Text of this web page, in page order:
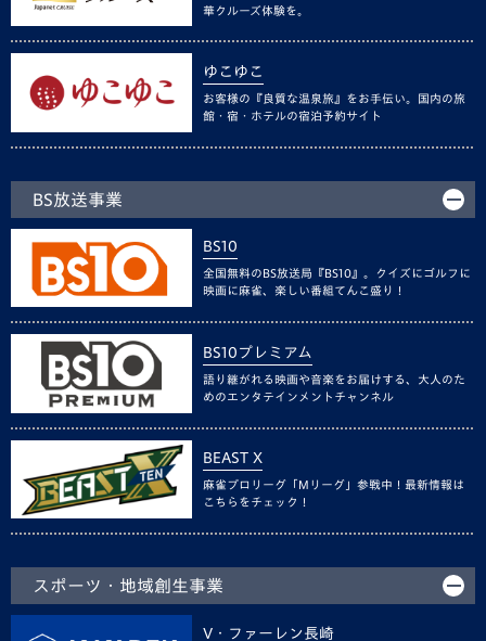
華クルーズ体験を。
ゆこゆこ
お客様の『良質な温泉旅』をお手伝い。国内の旅
館・宿・ホテルの宿泊予約サイト
BS放送事業
BS10
全国無料のBS放送局『BS10』。クイズにゴルフに
映画に麻雀、楽しい番組てんこ盛り！
BS10プレミアム
語り継がれる映画や音楽をお届けする、大人のた
めのエンタテインメントチャンネル
BEAST X
麻雀プロリーグ「Mリーグ」参戦中！最新情報は
こちらをチェック！
スポーツ・地域創生事業
V・ファーレン長崎